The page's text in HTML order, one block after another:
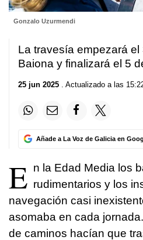
Gonzalo Uzurmendi
La travesía empezará el
Baiona y finalizará el 5
25 jun 2025 . Actualizado a las
Añade a La Voz de Galicia en
E n la Edad Media los
rudimentarios y los
navegación casi
asomaba en cada
de caminos hacían que